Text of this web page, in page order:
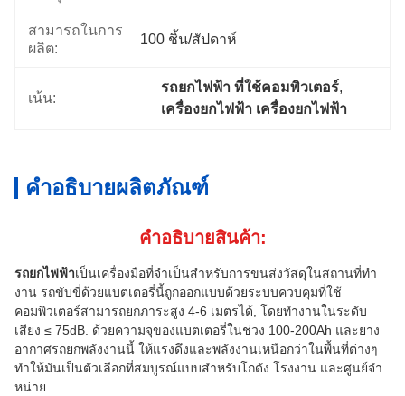
สามารถในการ
ผลิต:
100 ชิ้น/สัปดาห์
เน้น:
รถยกไฟฟ้า ที่ใช้คอมพิวเตอร์,
เครื่องยกไฟฟ้า เครื่องยกไฟฟ้า
คำอธิบายผลิตภัณฑ์
คําอธิบายสินค้า:
รถยกไฟฟ้าเป็นเครื่องมือที่จําเป็นสําหรับการขนส่งวัสดุในสถานที่ทํา
งาน รถขับขี่ด้วยแบตเตอรี่นี้ถูกออกแบบด้วยระบบควบคุมที่ใช้
คอมพิวเตอร์สามารถยกภาระสูง 4-6 เมตรได้, โดยทํางานในระดับ
เสียง ≤ 75dB. ด้วยความจุของแบตเตอรี่ในช่วง 100-200Ah และยาง
อากาศรถยกพลังงานนี้ ให้แรงดึงและพลังงานเหนือกว่าในพื้นที่ต่างๆ
ทําให้มันเป็นตัวเลือกที่สมบูรณ์แบบสําหรับโกดัง โรงงาน และศูนย์จํา
หน่าย